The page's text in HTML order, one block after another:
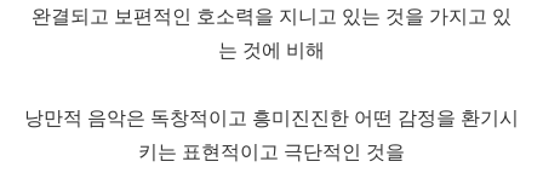
완결되고 보편적인 호소력을 지니고 있는 것을 가지고 있
는 것에 비해
낭만적 음악은 독창적이고 흥미진진한 어떤 감정을 환기시
키는 표현적이고 극단적인 것을